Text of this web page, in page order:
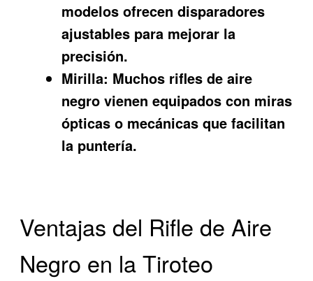
modelos ofrecen disparadores
ajustables para mejorar la
precisión.
Mirilla: Muchos rifles de aire
negro vienen equipados con miras
ópticas o mecánicas que facilitan
la puntería.
Ventajas del Rifle de Aire
Negro en la Tiroteo